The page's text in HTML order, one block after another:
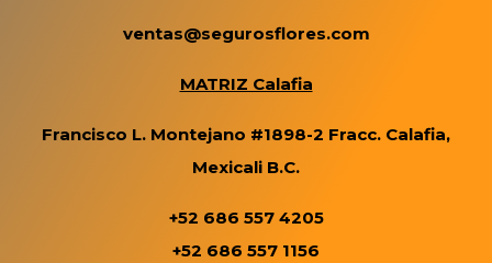
ventas@segurosflores.com
MATRIZ Calafia
Francisco L. Montejano #1898-2 Fracc. Calafia,
Mexicali B.C.
+52 686 557 4205
+52 686 557 1156